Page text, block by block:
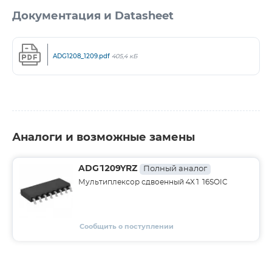
Документация и Datasheet
ADG1208_1209.pdf 405,4 кБ
Аналоги и возможные замены
ADG1209YRZ Полный аналог
Мультиплексор сдвоенный 4X1 16SOIC
Сообщить о поступлении